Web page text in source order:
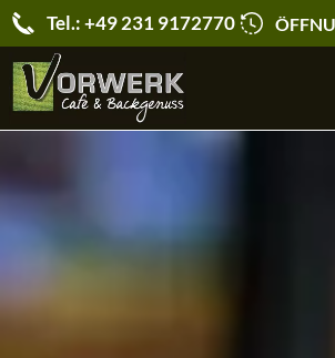
Tel.: +49 231 9172770